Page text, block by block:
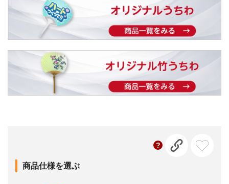
商品仕様を選ぶ